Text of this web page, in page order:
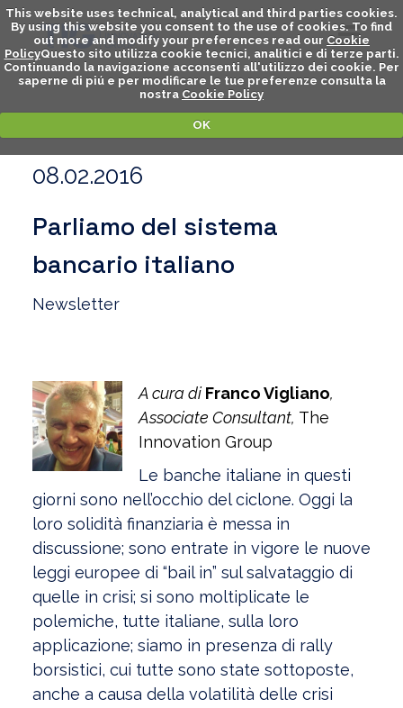
This website uses technical, analytical and third parties cookies.
By using this website you consent to the use of cookies. To find
out more and modify your preferences read our Cookie
PolicyQuesto sito utilizza cookie tecnici, analitici e di terze parti.
Continuando la navigazione acconsenti all'utilizzo dei cookie. Per
saperne di piú e per modificare le tue preferenze consulta la
nostra Cookie Policy
OK
08.02.2016
Parliamo del sistema
bancario italiano
Newsletter
A cura di Franco Vigliano,
Associate Consultant, The
Innovation Group
Le banche italiane in questi
giorni sono nell’occhio del ciclone. Oggi la
loro solidità finanziaria è messa in
discussione; sono entrate in vigore le nuove
leggi europee di “bail in” sul salvataggio di
quelle in crisi; si sono moltiplicate le
polemiche, tutte italiane, sulla loro
applicazione; siamo in presenza di rally
borsistici, cui tutte sono state sottoposte,
anche a causa della volatilità delle crisi